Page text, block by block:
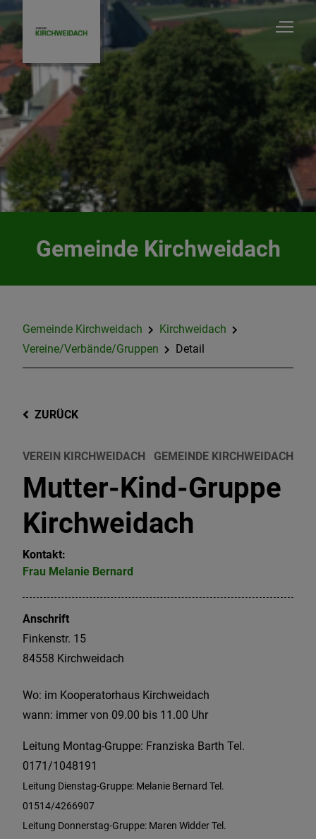
Gemeinde Kirchweidach
Gemeinde Kirchweidach
Kirchweidach
Vereine/Verbände/Gruppen
Detail
ZURÜCK
VEREIN KIRCHWEIDACH GEMEINDE KIRCHWEIDACH
Mutter-Kind-Gruppe
Kirchweidach
Wo: im Kooperatorhaus Kirchweidach
wann: immer von 09.00 bis 11.00 Uhr
Leitung Montag-Gruppe: Franziska Barth Tel.
0171/1048191
Leitung Dienstag-Gruppe: Melanie Bernard Tel.
01514/4266907
Leitung Donnerstag-Gruppe: Maren Widder Tel.
Kontakt:
Frau Melanie Bernard
Anschrift
Finkenstr. 15
84558 Kirchweidach